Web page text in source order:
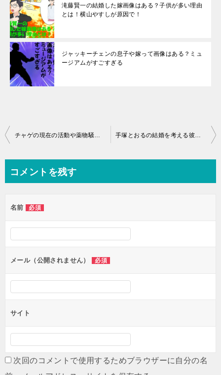
滝藤賢一の結婚した嫁画像はある？子供が多い理由
とは！横山やすしが原因で！
ジャッキーチェンの息子や嫁って画像はある？ミュ
ージアムがすごすぎる
投
ビ
ー
シ
ン
チャゲの現在の活動や薬物騒動での逮捕の衝撃事実が週刊誌で？ 手塚とおるの結婚を考える彼女の存在とは？息子とは？
コメントを残す
名前 必須
メール（公開されません） 必須
サイト
次回のコメントで使用するためブラウザーに自分の名